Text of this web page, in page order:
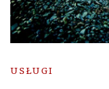
USŁUGI